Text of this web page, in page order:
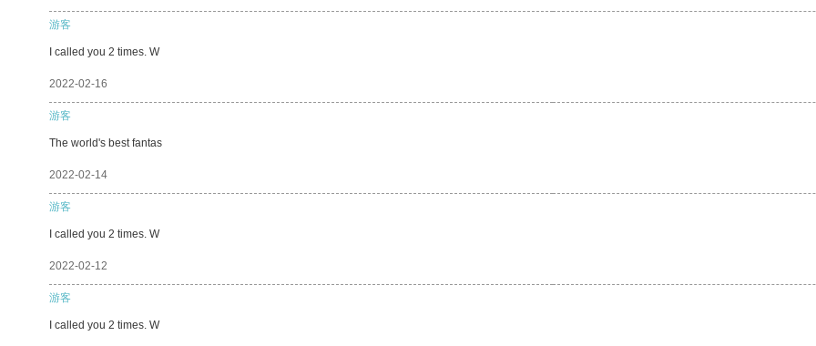
游客
I called you 2 times. W
2022-02-16
游客
The world's best fantas
2022-02-14
游客
I called you 2 times. W
2022-02-12
游客
I called you 2 times. W